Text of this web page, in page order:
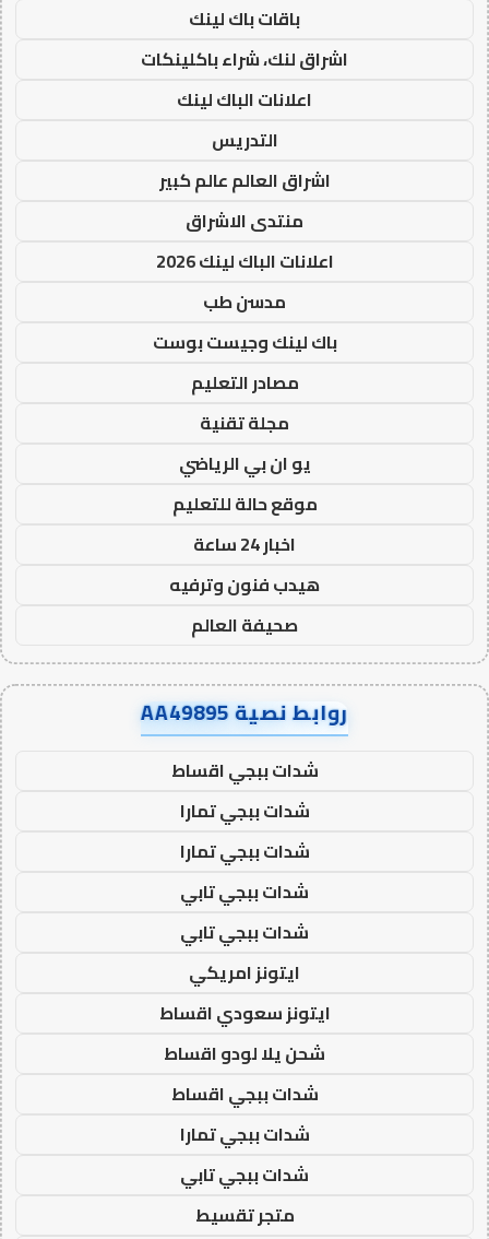
باقات باك لينك
اشراق لنك، شراء باكلينكات
اعلانات الباك لينك
التدريس
اشراق العالم عالم كبير
منتدى الاشراق
اعلانات الباك لينك 2026
مدسن طب
باك لينك وجيست بوست
مصادر التعليم
مجلة تقنية
يو ان بي الرياضي
موقع حالة للتعليم
اخبار 24 ساعة
هيدب فنون وترفيه
صحيفة العالم
روابط نصية AA49895
شدات ببجي اقساط
شدات ببجي تمارا
شدات ببجي تمارا
شدات ببجي تابي
شدات ببجي تابي
ايتونز امريكي
ايتونز سعودي اقساط
شحن يلا لودو اقساط
شدات ببجي اقساط
شدات ببجي تمارا
شدات ببجي تابي
متجر تقسيط